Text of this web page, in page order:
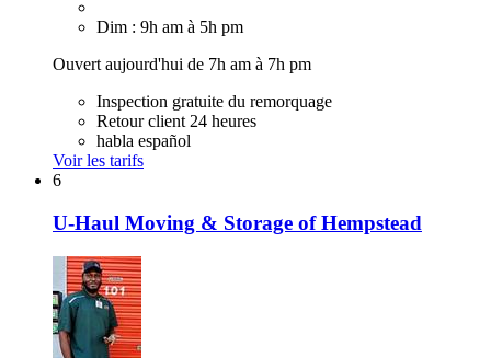
Dim : 9h am à 5h pm
Ouvert aujourd'hui de 7h am à 7h pm
Inspection gratuite du remorquage
Retour client 24 heures
habla español
Voir les tarifs
6
U-Haul Moving & Storage of Hempstead